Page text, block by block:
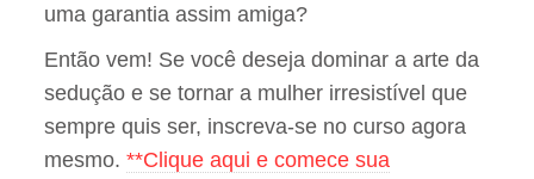
uma garantia assim amiga?
Então vem! Se você deseja dominar a arte da
sedução e se tornar a mulher irresistível que
sempre quis ser, inscreva-se no curso agora
mesmo.**Clique aqui e comece sua